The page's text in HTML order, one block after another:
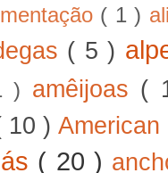
( 1 )
( 5 )
) amêijoas (
10 )
( 20 )